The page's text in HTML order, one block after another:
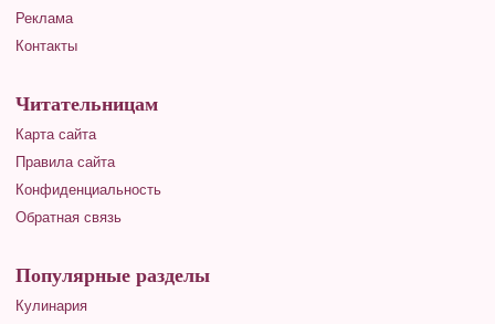
Реклама
Контакты
Читательницам
Карта сайта
Правила сайта
Конфиденциальность
Обратная связь
Популярные разделы
Кулинария